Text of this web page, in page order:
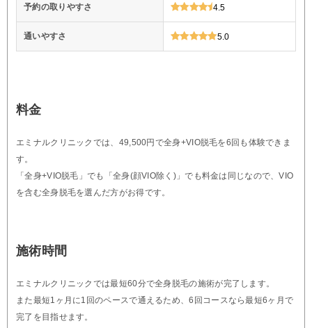
予約の取りやすさ 4.5
通いやすさ 5.0
料金
エミナルクリニックでは、49,500円で全身+VIO脱毛を6回も体験できま
す。
「全身+VIO脱毛」でも「全身(顔VIO除く)」でも料金は同じなので、VIO
を含む全身脱毛を選んだ方がお得です。
施術時間
エミナルクリニックでは最短60分で全身脱毛の施術が完了します。
また最短1ヶ月に1回のペースで通えるため、6回コースなら最短6ヶ月で
完了を目指せます。